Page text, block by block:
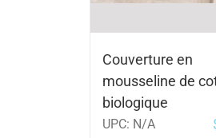
Couverture en
mousseline de
biologique
UPC: N/A